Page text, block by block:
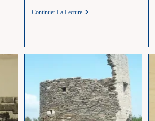
Continuer La LectureY